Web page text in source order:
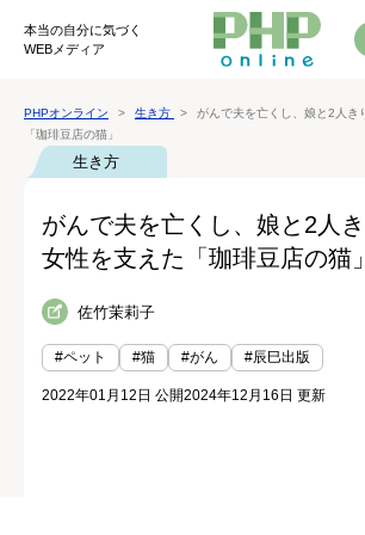
本当の自分に気づく
WEBメディア
PHPオンライン 生き方
がんで夫を亡くし、娘と2人き
「珈琲豆店の猫」
生き方
がんで夫を亡くし、娘と2人
女性を支えた「珈琲豆店の猫」
佐竹茉莉子
#ペット #猫 #がん #辰巳出版
2022年01月12日 公開2024年12月16日 更新